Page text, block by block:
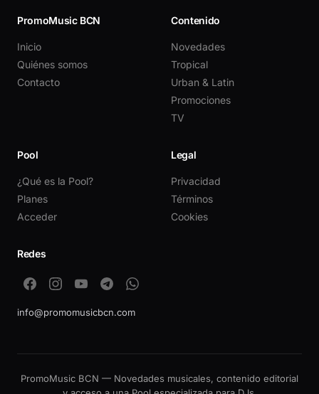
PromoMusic BCN
Inicio
Quiénes somos
Contacto
Contenido
Novedades
Tropical
Urban & Latin
Promociones
TV
Pool
¿Qué es la Pool?
Planes
Acceder
Legal
Privacidad
Términos
Cookies
Redes
info@promomusicbcn.com
PromoMusic BCN — Novedades musicales, contenido editorial